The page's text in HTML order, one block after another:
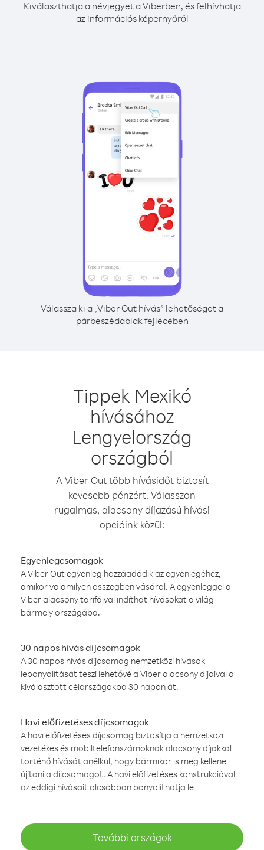
Kiválaszthatja a névjegyet a Viberben, és felhívhatja
az információs képernyőről
Válassza ki a „Viber Out hívás” lehetőséget a
párbeszédablak fejlécében
Tippek Mexikó
hívásához
Lengyelország
országból
A Viber Out több hívásidőt biztosít
kevesebb pénzért. Válasszon
rugalmas, alacsony díjazású hívási
opcióink közül:
Egyenlegcsomagok
A Viber Out egyenleg hozzáadódik az egyenlegéhez,
amikor valamilyen összegben vásárol. A egyenleggel a
Viber alacsony tarifáival indíthat hívásokat a világ
bármely országába.
30 napos hívás díjcsomagok
A 30 napos hívás díjcsomag nemzetközi hívások
lebonyolítását teszi lehetővé a Viber alacsony díjaival a
kiválasztott célországokba 30 napon át.
Havi előfizetéses díjcsomagok
A havi előfizetéses díjcsomag biztosítja a nemzetközi
vezetékes és mobiltelefonszámoknak alacsony díjakkal
történő hívását anélkül, hogy bármikor is meg kellene
újítani a díjcsomagot. A havi előfizetéses konstrukcióval
az eddigi hívásait olcsóbban bonyolíthatja le
További országok